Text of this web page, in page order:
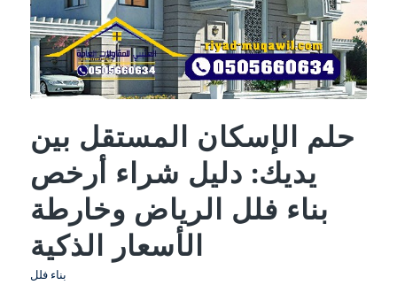
حلم الإسكان المستقل بين
يديك: دليل شراء أرخص
بناء فلل الرياض وخارطة
الأسعار الذكية
بناء فلل